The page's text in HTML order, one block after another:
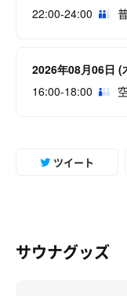
22:00-24:00
2026年08月06日 (
16:00-18:00
ツイート
サウナグッズ